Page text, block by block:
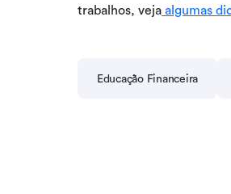
trabalhos, veja algumas
Educação Financeira